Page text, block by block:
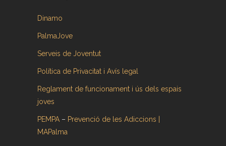
Dinamo
PalmaJove
Serveis de Joventut
Política de Privacitat i Avís legal
Reglament de funcionament i ús dels espais
joves
PEMPA – Prevenció de les Adiccions |
MAPalma